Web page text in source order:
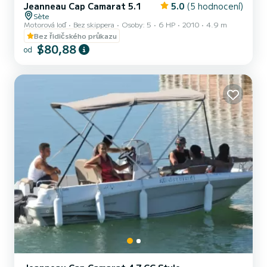
Jeanneau Cap Camarat 5.1 5.0 (5 hodnocení)
Sète
Motorová loď
Bez skippera Osoby: 5 6 HP 2010
4.9 m
Bez řidičského průkazu
od $80,88